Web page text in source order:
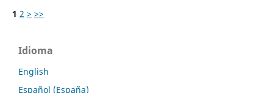
1 2 > >>
Idioma
English
Español (España)